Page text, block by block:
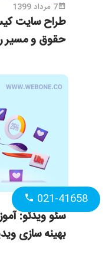
7 مرداد 1399
طراح سایت
حقوق و مسیر
1 مرداد 1399
سئو ویدئو:
بهینه سازی
021-41658